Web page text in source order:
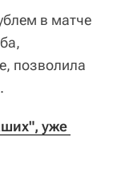
в матче
позволила
уже